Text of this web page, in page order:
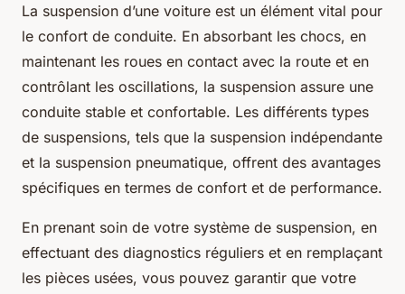
La suspension d’une voiture est un élément vital pour
le confort de conduite. En absorbant les chocs, en
maintenant les roues en contact avec la route et en
contrôlant les oscillations, la suspension assure une
conduite stable et confortable. Les différents types
de suspensions, tels que la suspension indépendante
et la suspension pneumatique, offrent des avantages
spécifiques en termes de confort et de performance.
En prenant soin de votre système de suspension, en
effectuant des diagnostics réguliers et en remplaçant
les pièces usées, vous pouvez garantir que votre